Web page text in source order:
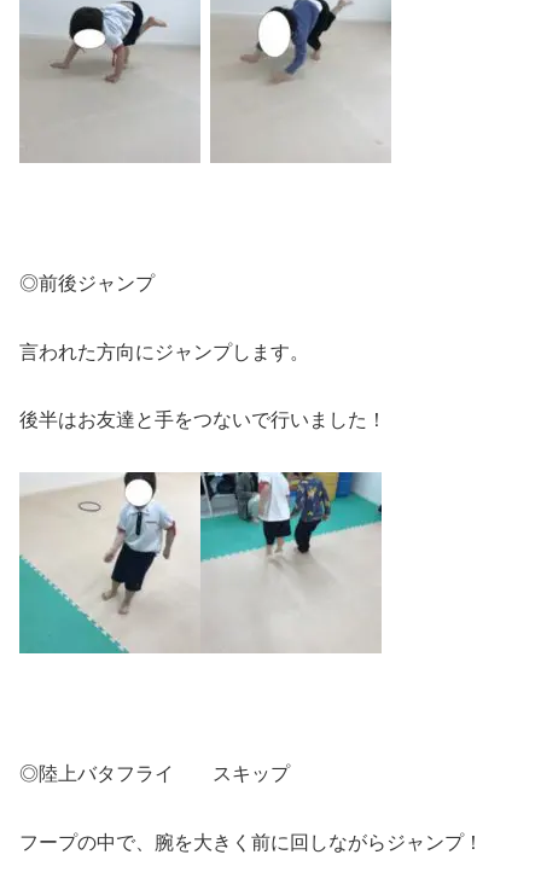
◎前後ジャンプ
言われた方向にジャンプします。
後半はお友達と手をつないで行いました！
◎陸上バタフライ スキップ
フープの中で、腕を大きく前に回しながらジャンプ！